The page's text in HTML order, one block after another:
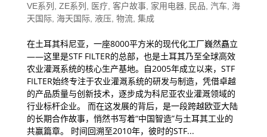
VE系列
ZE系列 医疗, 客户故事, 家用电器, 民品 汽车, 海
天国际, 海天国际, 液压, 物流, 集成
在土耳其科尼亚，一座8000平方米的现代化工厂巍然矗立
——这里是STF FILTER的总部，也是土耳其乃至全球高效
农业灌溉系统的核心生产基地。自2005年成立以来，STF
FILTER始终专注于农业灌溉系统的研发与制造，凭借卓越
的产品质量与创新技术，逐步成为科尼亚农业灌溉领域的
行业标杆企业。 而在这发展的背后，是一段跨越欧亚大陆
的长期合作故事，悄然书写着“中国智造”与土耳其工业的
共赢篇章。 时间回溯至2010年，彼时的STF...